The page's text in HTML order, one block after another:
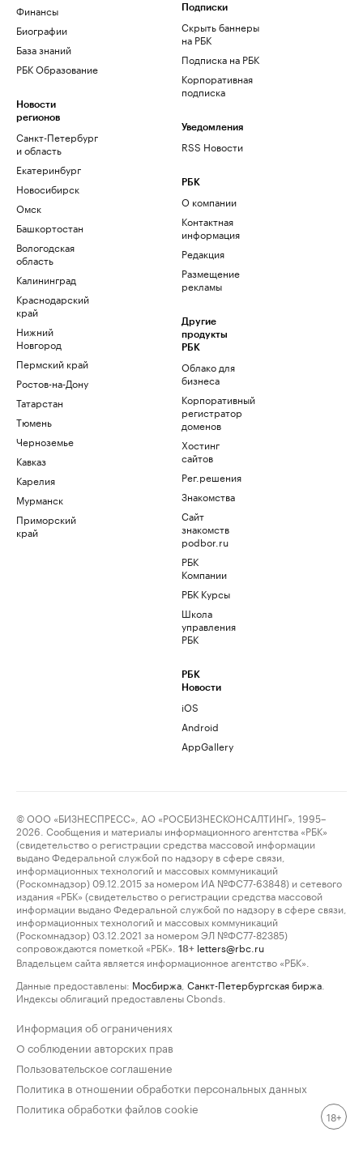
Финансы
Биографии
База знаний
РБК Образование
Новости
регионов
Санкт-Петербург
и область
Екатеринбург
Новосибирск
Омск
Башкортостан
Вологодская
область
Калининград
Краснодарский
край
Нижний
Новгород
Пермский край
Ростов-на-Дону
Татарстан
Тюмень
Черноземье
Кавказ
Карелия
Мурманск
Приморский
край
Подписки
Скрыть баннеры
на РБК
Подписка на РБК
Корпоративная
подписка
Уведомления
RSS Новости
РБК
О компании
Контактная
информация
Редакция
Размещение
рекламы
Другие
продукты
РБК
Облако для
бизнеса
Корпоративный
регистратор
доменов
Хостинг
сайтов
Рег.решения
Знакомства
Сайт
знакомств
podbor.ru
РБК
Компании
РБК Курсы
Школа
управления
РБК
РБК
Новости
iOS
Android
AppGallery
© ООО «БИЗНЕСПРЕСС», АО «РОСБИЗНЕСКОНСАЛТИНГ», 1995–
2026. Сообщения и материалы информационного агентства «РБК»
(свидетельство о регистрации средства массовой информации
выдано Федеральной службой по надзору в сфере связи,
информационных технологий и массовых коммуникаций
(Роскомнадзор) 09.12.2015 за номером ИА №ФС77-63848) и сетевого
издания «РБК» (свидетельство о регистрации средства массовой
информации выдано Федеральной службой по надзору в сфере связи,
информационных технологий и массовых коммуникаций
(Роскомнадзор) 03.12.2021 за номером ЭЛ №ФС77-82385)
сопровождаются пометкой «РБК».
18+ letters@rbc.ru
Владельцем сайта является информационное агентство «РБК».
Данные предоставлены: Мосбиржа Санкт-Петербургская биржа
Индексы облигаций предоставлены Cbonds.
Информация об ограничениях
О соблюдении авторских прав
Пользовательское соглашение
Политика в отношении обработки персональных данных
Политика обработки файлов cookie
18+